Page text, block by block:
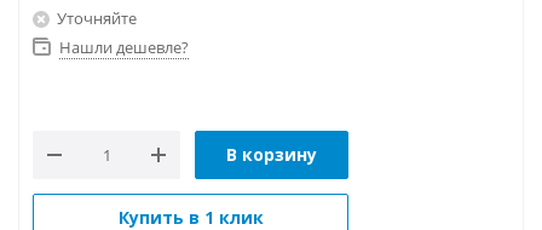
Уточняйте
Нашли дешевле?
В корзину
Купить в 1 клик